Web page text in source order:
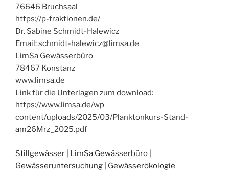
76646 Bruchsaal
https://p-fraktionen.de/
Dr. Sabine Schmidt-Halewicz
Email: schmidt-halewicz@limsa.de
LimSa Gewässerbüro
78467 Konstanz
www.limsa.de
Link für die Unterlagen zum download:
https://www.limsa.de/wp
content/uploads/2025/03/Planktonkurs-Stand-
am26Mrz_2025.pdf
Stillgewässer | LimSa Gewässerbüro |
Gewässeruntersuchung | Gewässerökologie